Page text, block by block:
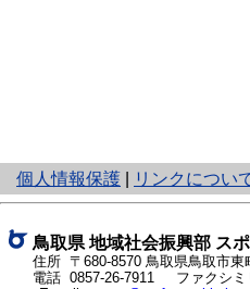
個人情報保護
と
り
ッ
ト
へ
リンクについ
鳥取県 地域社会振興部 ス
住所 〒680-8570 鳥取県鳥取市東
電話 0857-26-7911
ファクシ